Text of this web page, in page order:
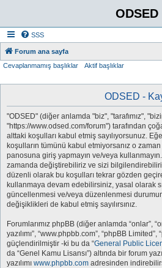
ODSED
SSS
Forum ana sayfa
Cevaplanmamış başlıklar
Aktif başlıklar
ODSED -
"ODSED" (diğer anlamda "biz", "tarafımız",
"https://www.odsed.com/forum") tarafından
alttaki koşulları kabul etmiş sayılıyorsunuz.
koşulların tümünü kabul etmiyorsanız o
panosuna giriş yapmayın ve/veya
zamanda değiştirebiliriz ve sizi
düzenli olarak bu koşulları tekrar gözden
kullanmaya devam edebilirsiniz, yasal olarak
güncellenmesi ve/veya düzenlenmesi
değişiklikleri de kabul etmiş sayılırsınız.
Forumlarımız phpBB (diğer anlamda “onlar”,
yazılımı”, “www.phpbb.com”, “phpBB Limited”,
güçlendirilmiştir -ki bu da “General Public
da “Genel Kamu Lisansı”) altında bir forum
yazılımı www.phpbb.com adresinden